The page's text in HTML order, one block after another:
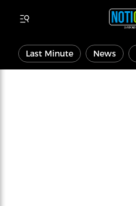
Last Minute News